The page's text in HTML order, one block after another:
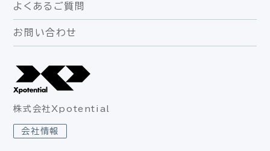
よくあるご質問
お問い合わせ
株式会社Xpotential
会社情報